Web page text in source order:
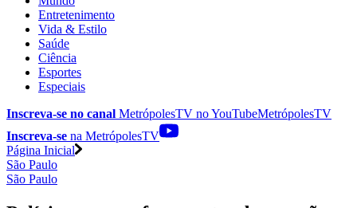
Entretenimento
Vida & Estilo
Saúde
Ciência
Esportes
Especiais
Inscreva-se no canal MetrópolesTV noYouTubeMetrópolesTV
Inscreva-se na MetrópolesTV
Página Inicial
São Paulo
São Paulo